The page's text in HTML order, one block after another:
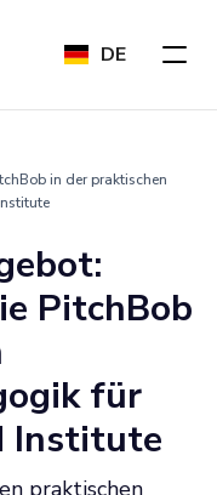
DE
in der praktischen
PitchBob
für
Institute
praktischen